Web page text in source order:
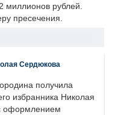
миллионов рублей.
пресечения.
Сердюкова
получила
избранника Николая
оформлением